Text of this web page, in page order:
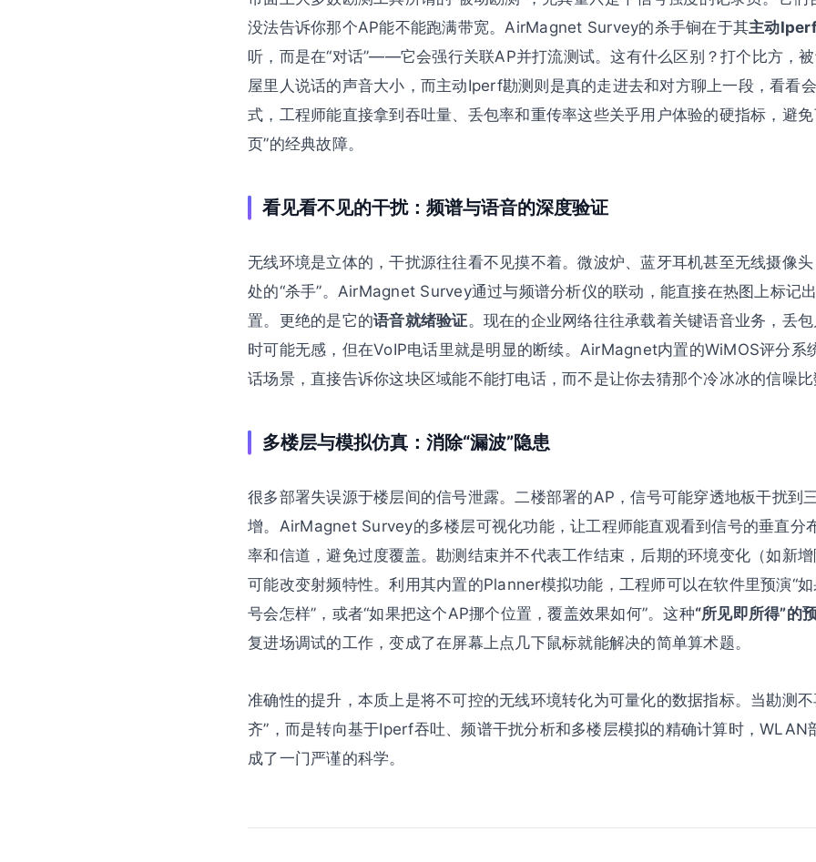
没法告诉你那个AP能不能跑满带宽。AirMagnet Survey的杀手锏在于其主动
听，而是在“对话”——它会强行关联AP并打流测试。这有什么区别？打个比方，
屋里人说话的声音大小，而主动Iperf勘测则是真的走进去和对方聊上一段，看看
式，工程师能直接拿到吞吐量、丢包率和重传率这些关乎用户体验的硬指标，避免
页”的经典故障。
看见看不见的干扰：频谱与语音的深度验证
无线环境是立体的，干扰源往往看不见摸不着。微波炉、蓝牙耳机甚至无线摄像
处的“杀手”。AirMagnet Survey通过与频谱分析仪的联动，能直接在热图上标记
置。更绝的是它的语音就绪验证。现在的企业网络往往承载着关键语音业务，丢
时可能无感，但在VoIP电话里就是明显的断续。AirMagnet内置的WiMOS评分系
话场景，直接告诉你这块区域能不能打电话，而不是让你去猜那个冷冰冰的信噪比
多楼层与模拟仿真：消除“漏波”隐患
很多部署失误源于楼层间的信号泄露。二楼部署的AP，信号可能穿透地板干扰到
增。AirMagnet Survey的多楼层可视化功能，让工程师能直观看到信号的垂直分
率和信道，避免过度覆盖。勘测结束并不代表工作结束，后期的环境变化（如新
可能改变射频特性。利用其内置的Planner模拟功能，工程师可以在软件里预演“
号会怎样”，或者“如果把这个AP挪个位置，覆盖效果如何”。这种“所见即所得”的
复进场调试的工作，变成了在屏幕上点几下鼠标就能解决的简单算术题。
准确性的提升，本质上是将不可控的无线环境转化为可量化的数据指标。当勘测
齐”，而是转向基于Iperf吞吐、频谱干扰分析和多楼层模拟的精确计算时，WLAN
成了一门严谨的科学。